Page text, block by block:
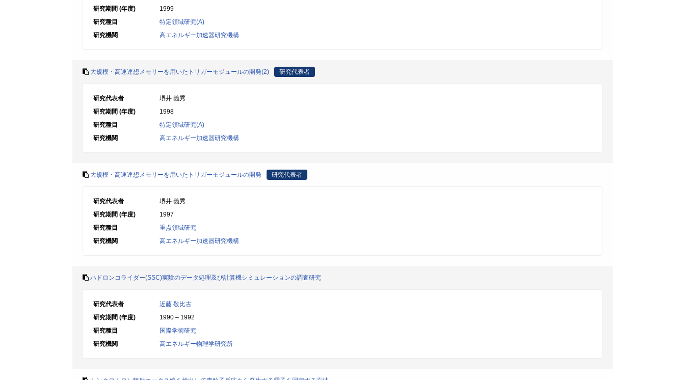
研究期間 (年度)
1999
研究種目
特定領域研究(A)
研究機関
高エネルギー加速器研究機構
大規模・高速連想メモリーを用いたトリガーモジュールの開発(2) 研究代表者
研究代表者
堺井 義秀
研究期間 (年度)
1998
研究種目
特定領域研究(A)
研究機関
高エネルギー加速器研究機構
大規模・高速連想メモリーを用いたトリガーモジュールの開発 研究代表者
研究代表者
堺井 義秀
研究期間 (年度)
1997
研究種目
重点領域研究
研究機関
高エネルギー加速器研究機構
ハドロンコライダー(SSC)実験のデータ処理及び計算機シミュレーションの調査研究
研究代表者
近藤 敬比古
研究期間 (年度)
1990 – 1992
研究種目
国際学術研究
研究機関
高エネルギー物理学研究所